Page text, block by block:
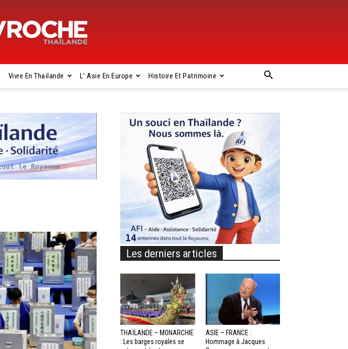
Gavroche
Thaïlande
Vivre En Thaïlande L’ Asie En Europe Histoire Et Patrimoine
Les derniers articles
THAÏLANDE – MONARCHIE
: Les barges royales se
ASIE – FRANCE :
Hommage à Jacques